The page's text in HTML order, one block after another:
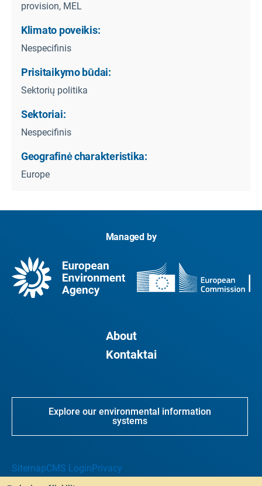
provision, MEL
Klimato poveikis:
Nespecifinis
Prisitaikymo būdai:
Sektorių politika
Sektoriai:
Nespecifinis
Geografinė charakteristika:
Europe
Managed by
About
Kontaktai
Explore our environmental information
systems
SitemapCMS LoginPrivacy